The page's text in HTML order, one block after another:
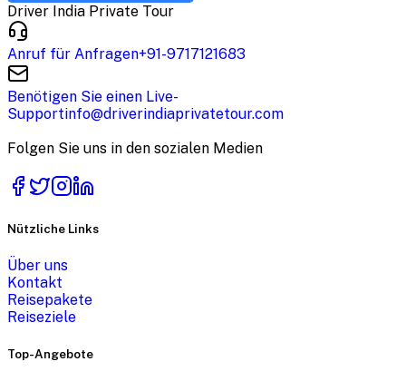
Driver India Private Tour
Anruf für Anfragen+91-9717121683
Benötigen Sie einen Live-
Supportinfo@driverindiaprivatetour.com
Folgen Sie uns in den sozialen Medien
Nützliche Links
Über uns
Kontakt
Reisepakete
Reiseziele
Top-Angebote